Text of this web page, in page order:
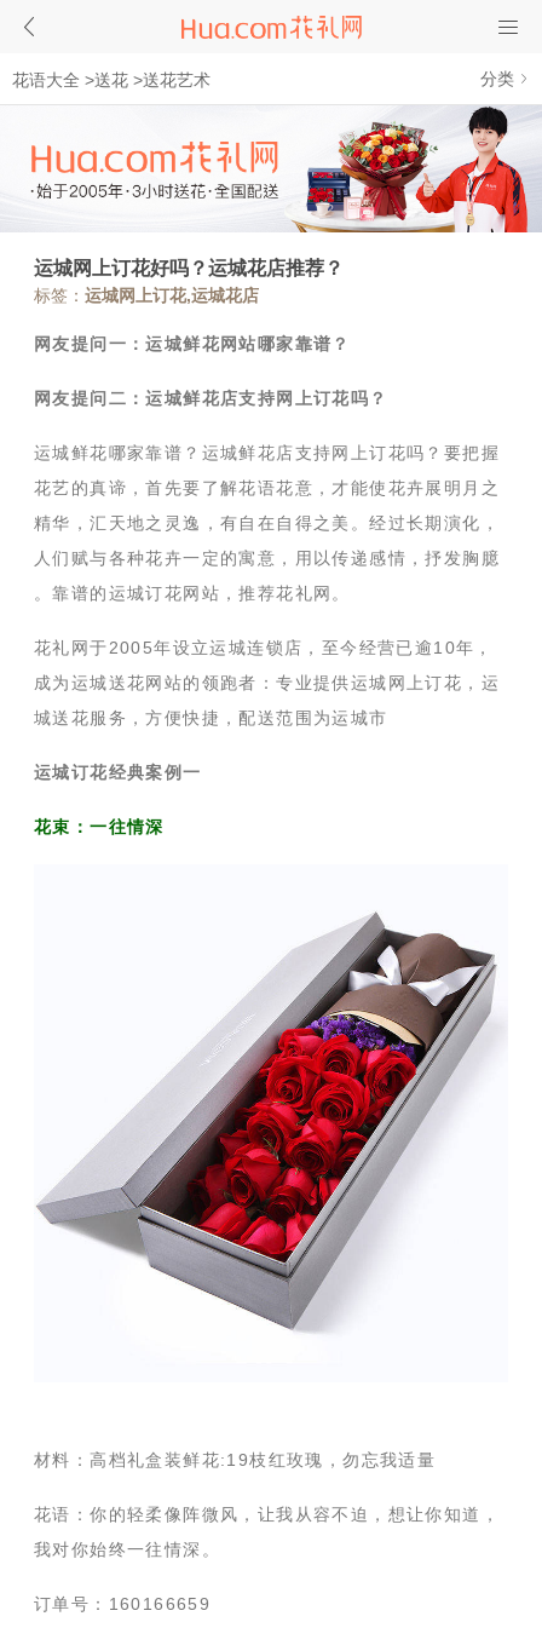
花语大全 >送花 >送花艺术 分类
运城网上订花好吗？运城花店推荐？
标签： 运城网上订花,运城花店
网友提问一：运城鲜花网站哪家靠谱？
网友提问二：运城鲜花店支持网上订花吗？
运城鲜花哪家靠谱？运城鲜花店支持网上订花吗？要把握
花艺的真谛，首先要了解花语花意，才能使花卉展明月之
精华，汇天地之灵逸，有自在自得之美。经过长期演化，
人们赋与各种花卉一定的寓意，用以传递感情，抒发胸臆
。靠谱的运城订花网站，推荐花礼网。
花礼网于2005年设立运城连锁店，至今经营已逾10年，
成为运城送花网站的领跑者：专业提供运城网上订花，运
城送花服务，方便快捷，配送范围为运城市
运城订花经典案例一
花束：一往情深
材料：高档礼盒装鲜花:19枝红玫瑰，勿忘我适量
花语：你的轻柔像阵微风，让我从容不迫，想让你知道，
我对你始终一往情深。
订单号：160166659